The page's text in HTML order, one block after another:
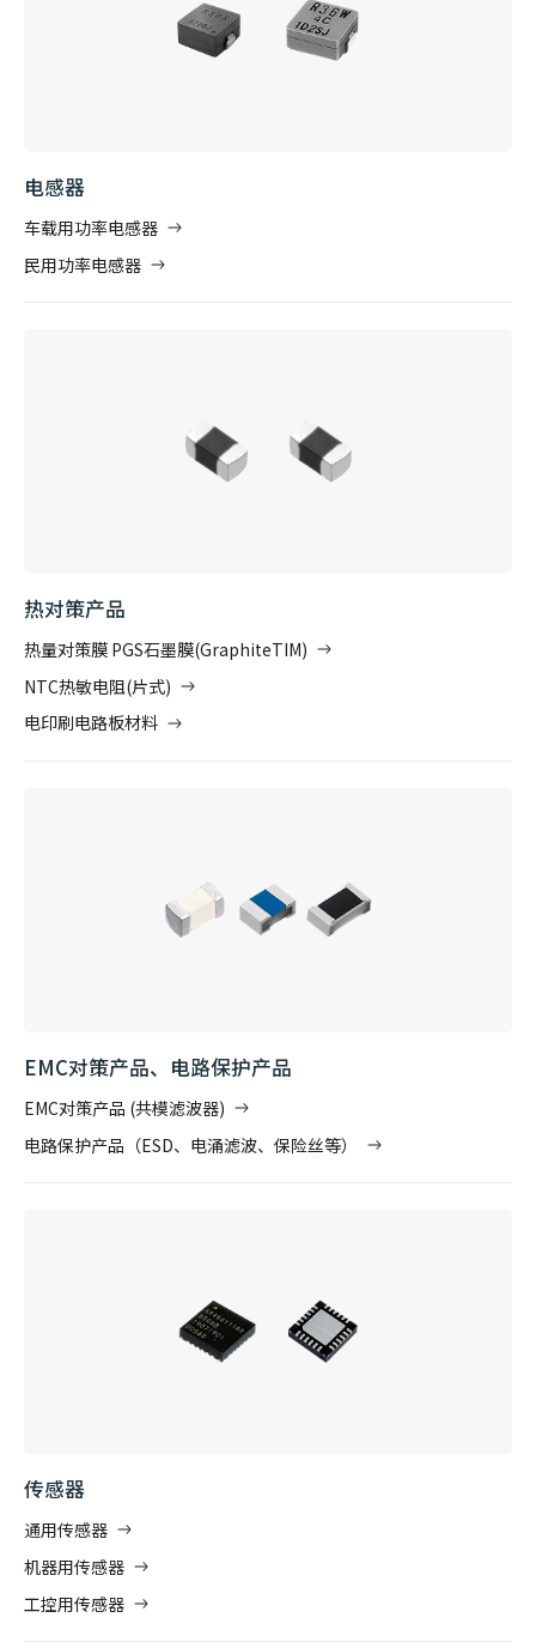
电感器
车载用功率电感器
民用功率电感器
热对策产品
热量对策膜 PGS石墨膜(GraphiteTIM)
NTC热敏电阻(片式)
电印刷电路板材料
EMC对策产品、电路保护产品
EMC对策产品 (共模滤波器)
电路保护产品（ESD、电涌滤波、保险丝等）
传感器
通用传感器
机器用传感器
工控用传感器